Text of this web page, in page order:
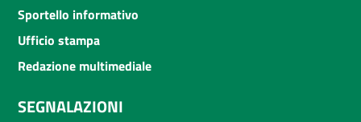
Sportello informativo
Ufficio stampa
Redazione multimediale
SEGNALAZIONI